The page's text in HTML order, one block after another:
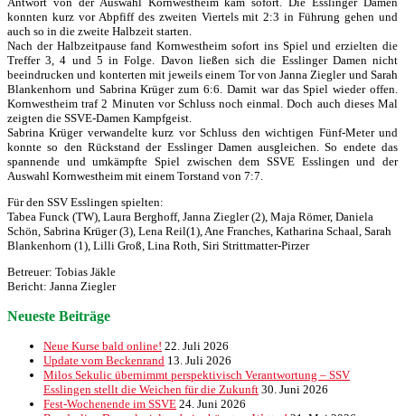
konnten kurz vor Abpfiff des zweiten Viertels mit 2:3 in Führung gehen und
auch so in die zweite Halbzeit starten.
Nach der Halbzeitpause fand Kornwestheim sofort ins Spiel und erzielten die
Treffer 3, 4 und 5 in Folge. Davon ließen sich die Esslinger Damen nicht
beeindrucken und konterten mit jeweils einem Tor von Janna Ziegler und Sarah
Blankenhorn und Sabrina Krüger zum 6:6. Damit war das Spiel wieder offen.
Kornwestheim traf 2 Minuten vor Schluss noch einmal. Doch auch dieses Mal
zeigten die SSVE-Damen Kampfgeist.
Sabrina Krüger verwandelte kurz vor Schluss den wichtigen Fünf-Meter und
konnte so den Rückstand der Esslinger Damen ausgleichen. So endete das
spannende und umkämpfte Spiel zwischen dem SSVE Esslingen und der
Auswahl Kornwestheim mit einem Torstand von 7:7.
Für den SSV Esslingen spielten:
Tabea Funck (TW), Laura Berghoff, Janna Ziegler (2), Maja Römer, Daniela
Schön, Sabrina Krüger (3), Lena Reil(1), Ane Franches, Katharina Schaal, Sarah
Blankenhorn (1), Lilli Groß, Lina Roth, Siri Strittmatter-Pirzer
Betreuer: Tobias Jäkle
Bericht: Janna Ziegler
Neueste Beiträge
Neue Kurse bald online! 22. Juli 2026
Update vom Beckenrand 13. Juli 2026
Milos Sekulic übernimmt perspektivisch Verantwortung – SSV
Esslingen stellt die Weichen für die Zukunft 30. Juni 2026
Fest-Wochenende im SSVE 24. Juni 2026